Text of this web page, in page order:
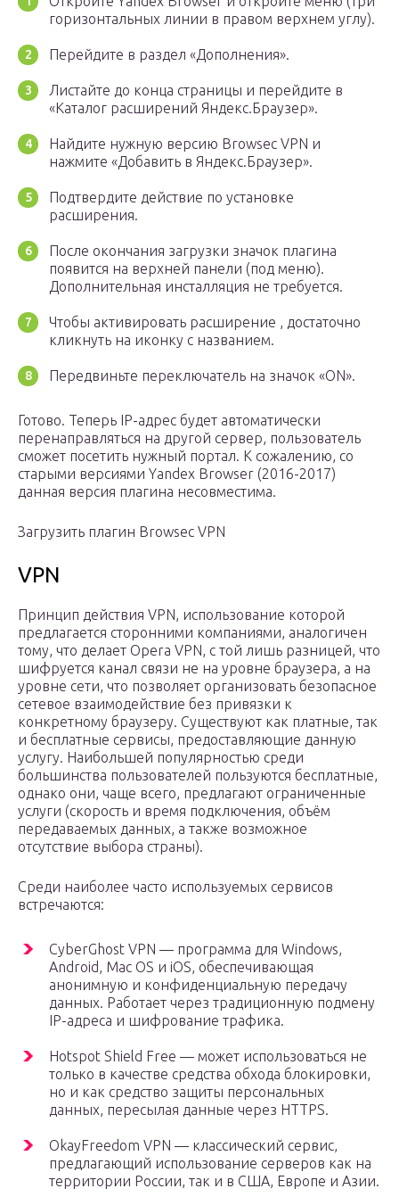
горизонтальных линии в правом верхнем углу).
Перейдите в раздел «Дополнения».
Листайте до конца страницы и перейдите в
«Каталог расширений Яндекс.Браузер».
Найдите нужную версию Browsec VPN и
нажмите «Добавить в Яндекс.Браузер».
Подтвердите действие по установке
расширения.
После окончания загрузки значок плагина
появится на верхней панели (под меню).
Дополнительная инсталляция не требуется.
Чтобы активировать расширение , достаточно
кликнуть на иконку с названием.
Передвиньте переключатель на значок «ON».
Готово. Теперь IP-адрес будет автоматически
перенаправляться на другой сервер, пользователь
сможет посетить нужный портал. К сожалению, со
старыми версиями Yandex Browser (2016-2017)
данная версия плагина несовместима.
Загрузить плагин Browsec VPN
VPN
Принцип действия VPN, использование которой
предлагается сторонними компаниями, аналогичен
тому, что делает Opera VPN, с той лишь разницей, что
шифруется канал связи не на уровне браузера, а на
уровне сети, что позволяет организовать безопасное
сетевое взаимодействие без привязки к
конкретному браузеру. Существуют как платные, так
и бесплатные сервисы, предоставляющие данную
услугу. Наибольшей популярностью среди
большинства пользователей пользуются бесплатные,
однако они, чаще всего, предлагают ограниченные
услуги (скорость и время подключения, объём
передаваемых данных, а также возможное
отсутствие выбора страны).
Среди наиболее часто используемых сервисов
встречаются:
CyberGhost VPN — программа для Windows,
Android, Mac OS и iOS, обеспечивающая
анонимную и конфиденциальную передачу
данных. Работает через традиционную подмену
IP-адреса и шифрование трафика.
Hotspot Shield Free — может использоваться не
только в качестве средства обхода блокировки,
но и как средство защиты персональных
данных, пересылая данные через HTTPS.
OkayFreedom VPN — классический сервис,
предлагающий использование серверов как на
территории России, так и в США, Европе и Азии.